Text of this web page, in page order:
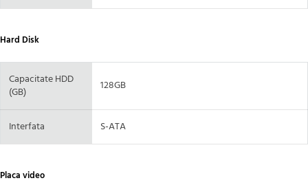
Hard Disk
Capacitate HDD
(GB)
128GB
Interfata S-ATA
Placa video